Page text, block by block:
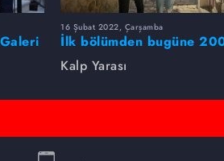
16 Şubat 2022, Çarşamba
İlk bölümden bugüne
kare ile Kalp Yarası
Kalp Yarası